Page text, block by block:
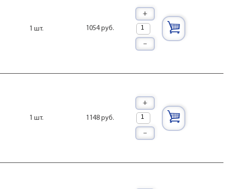
1 шт. 1054 руб.
+
–
1 шт. 1148 руб.
+
–